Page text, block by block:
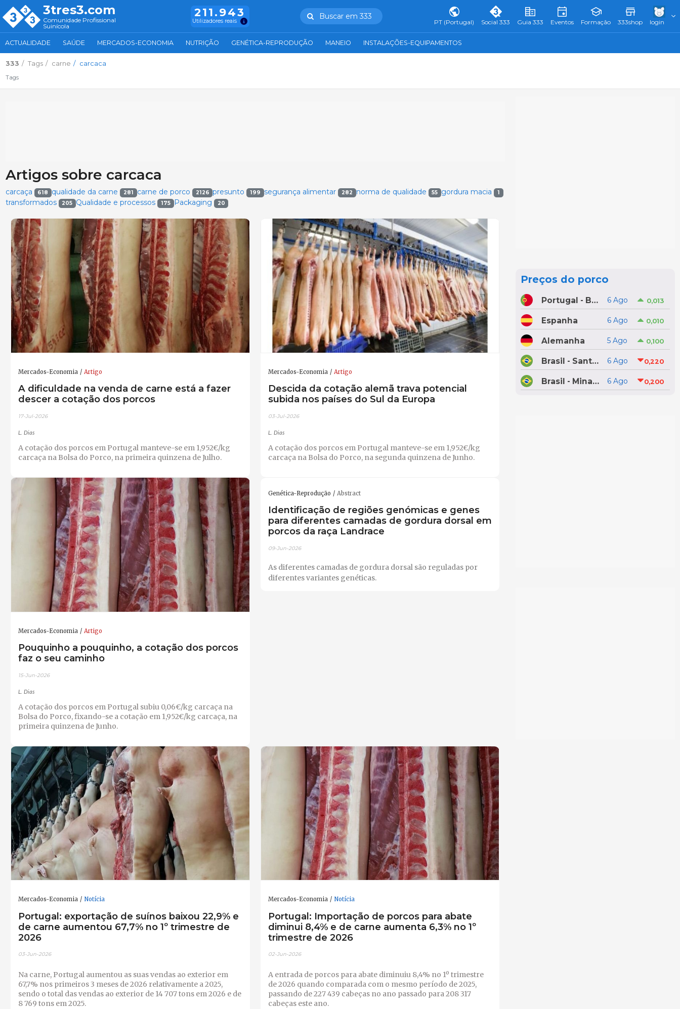
3tres3.com
Comunidade Profissional
Suinícola
211.943
Utilizadores reais
Buscar em 333
PT (Portugal) Social 333 Guia 333 Eventos Formação 333shop login
ACTUALIDADE SAÚDE MERCADOS-ECONOMIA NUTRIÇÃO GENÉTICA-REPRODUÇÃO MANEIO INSTALAÇÕES-EQUIPAMENTOS
333 Tags carne carcaca
Tags
Artigos sobre carcaca
carcaça 618 qualidade da carne 281 carne de porco 2126 presunto 199 segurança alimentar 282 norma de qualidade 55 gordura macia 1
transformados 205 Qualidade e processos 175 Packaging 20
Mercados-Economia Artigo
A dificuldade na venda de carne está a fazer
descer a cotação dos porcos
17-Jul-2026
L. Dias
A cotação dos porcos em Portugal manteve-se em 1,952€/kg
carcaça na Bolsa do Porco, na primeira quinzena de Julho.
Mercados-Economia Artigo
Descida da cotação alemã trava potencial
subida nos países do Sul da Europa
03-Jul-2026
L. Dias
A cotação dos porcos em Portugal manteve-se em 1,952€/kg
carcaça na Bolsa do Porco, na segunda quinzena de Junho.
Mercados-Economia Artigo
Pouquinho a pouquinho, a cotação dos porcos
faz o seu caminho
15-Jun-2026
L. Dias
A cotação dos porcos em Portugal subiu 0,06€/kg carcaça na
Bolsa do Porco, fixando-se a cotação em 1,952€/kg carcaça, na
primeira quinzena de Junho.
Genética-Reprodução Abstract
Identificação de regiões genómicas e genes
para diferentes camadas de gordura dorsal em
porcos da raça Landrace
09-Jun-2026
As diferentes camadas de gordura dorsal são reguladas por
diferentes variantes genéticas.
Mercados-Economia Notícia
Portugal: exportação de suínos baixou 22,9% e
de carne aumentou 67,7% no 1º trimestre de
2026
03-Jun-2026
Na carne, Portugal aumentou as suas vendas ao exterior em
67,7% nos primeiros 3 meses de 2026 relativamente a 2025,
sendo o total das vendas ao exterior de 14 707 tons em 2026 e de
8 769 tons em 2025.
Mercados-Economia Notícia
Portugal: Importação de porcos para abate
diminui 8,4% e de carne aumenta 6,3% no 1º
trimestre de 2026
02-Jun-2026
A entrada de porcos para abate diminuiu 8,4% no 1º trimestre
de 2026 quando comparada com o mesmo período de 2025,
passando de 227 439 cabeças no ano passado para 208 317
cabeças este ano.
Preços do porco
Portugal - Bolsa do Porco do Montijo 6 Ago 0,013
Espanha 6 Ago 0,010
Alemanha 5 Ago 0,100
Brasil - Santa Catarina 6 Ago 0,220
Brasil - Minas Gerais 6 Ago 0,200